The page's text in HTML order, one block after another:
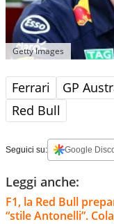
Getty Images
Ferrari GP
Red Bull
Seguici su: Google
Leggi anche:
F1, la Red Bull
“stile Antonelli”.